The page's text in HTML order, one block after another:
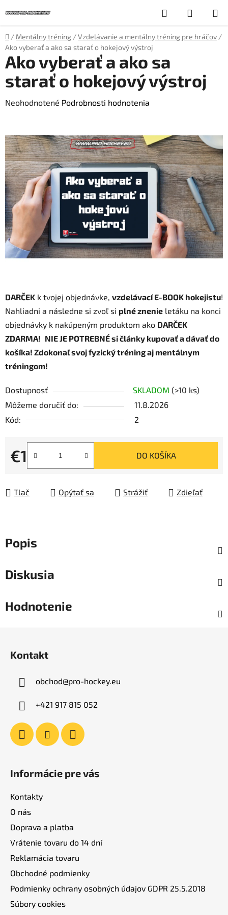
na
obsah
Hľadať
KOŠÍK
Domov
/ Mentálny tréning /Vzdelávanie a mentálny tréning pre hráčov /
Ako vyberať a ako sa starať o hokejový výstroj
DARČEK k tvojej objednávke, vzdelávací E-BOOK hokejistu!
Nahliadni a následne si zvoľ si plné znenie letáku na konci
objednávky k nakúpeným produktom ako DARČEK
ZDARMA! NIE JE POTREBNÉ si články kupovať a dávať do
košíka! Zdokonaľ svoj fyzický tréning aj mentálnym
tréningom!
Dostupnosť SKLADOM (>10 ks)
Môžeme doručiť do:
11.8.2026
Kód:
2
€1
Jednotková cena:
DO KOŠÍKA
Tlač Opýtať sa Strážiť Zdieľať
Ako vyberať a ako sa
starať o hokejový výstroj
Priemerné
je
0,0
z
5
hviezdičiek.
Neohodnotené Podrobnosti hodnotenia
Popis
Diskusia
Hodnotenie
Kontakt
obchod@pro-hockey.eu
+421 917 815 052
Informácie pre vás
Kontakty
O nás
Doprava a platba
Vrátenie tovaru do 14 dní
Reklamácia tovaru
Obchodné podmienky
Podmienky ochrany osobných údajov GDPR 25.5.2018
Súbory cookies